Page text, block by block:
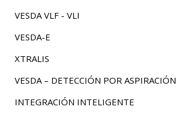
VESDA VLF - VLI
VESDA-E
XTRALIS
VESDA – DETECCIÓN POR ASPIRACIÓN
INTEGRACIÓN INTELIGENTE